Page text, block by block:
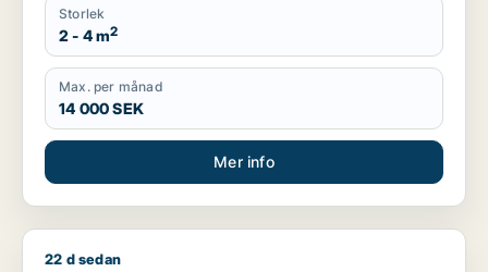
Storlek
2 - 4 m2
Max. per månad
14 000 SEK
Mer info
Koraz söker lägenhet, hus eller radhus att hyra i Upplands
22 d sedan